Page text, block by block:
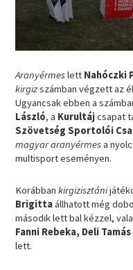
Aranyérmeslett Nahóczki
kirgizszámban végzett az
Ugyancsak ebben a
László, a Kurultájcsapat
Szövetség Sportolói
magyar aranyérmesa
multisport eseményen.
Korábbankirgizisztáni
Brigittaállhatott még
második lett bal kézzel,
Fanni Rebeka, Deli Tamás
lett.